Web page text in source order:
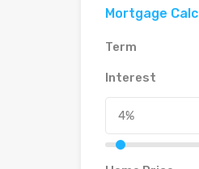
Mortgage
Term
Interest